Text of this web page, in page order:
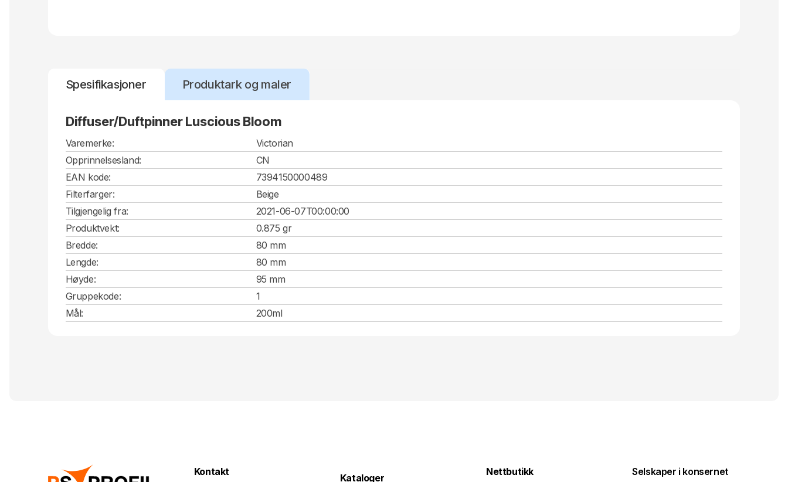
Spesifikasjoner Produktark og maler
Diffuser/Duftpinner Luscious Bloom
Varemerke:
Victorian
Opprinnelsesland:
CN
EAN kode:
7394150000489
Filterfarger:
Beige
Tilgjengelig fra:
2021-06-07T00:00:00
Produktvekt:
0.875 gr
Bredde:
80 mm
Lengde:
80 mm
Høyde:
95 mm
Gruppekode:
1
Mål:
200ml
Kontakt
Kataloger
Nettbutikk Selskaper i konsernet